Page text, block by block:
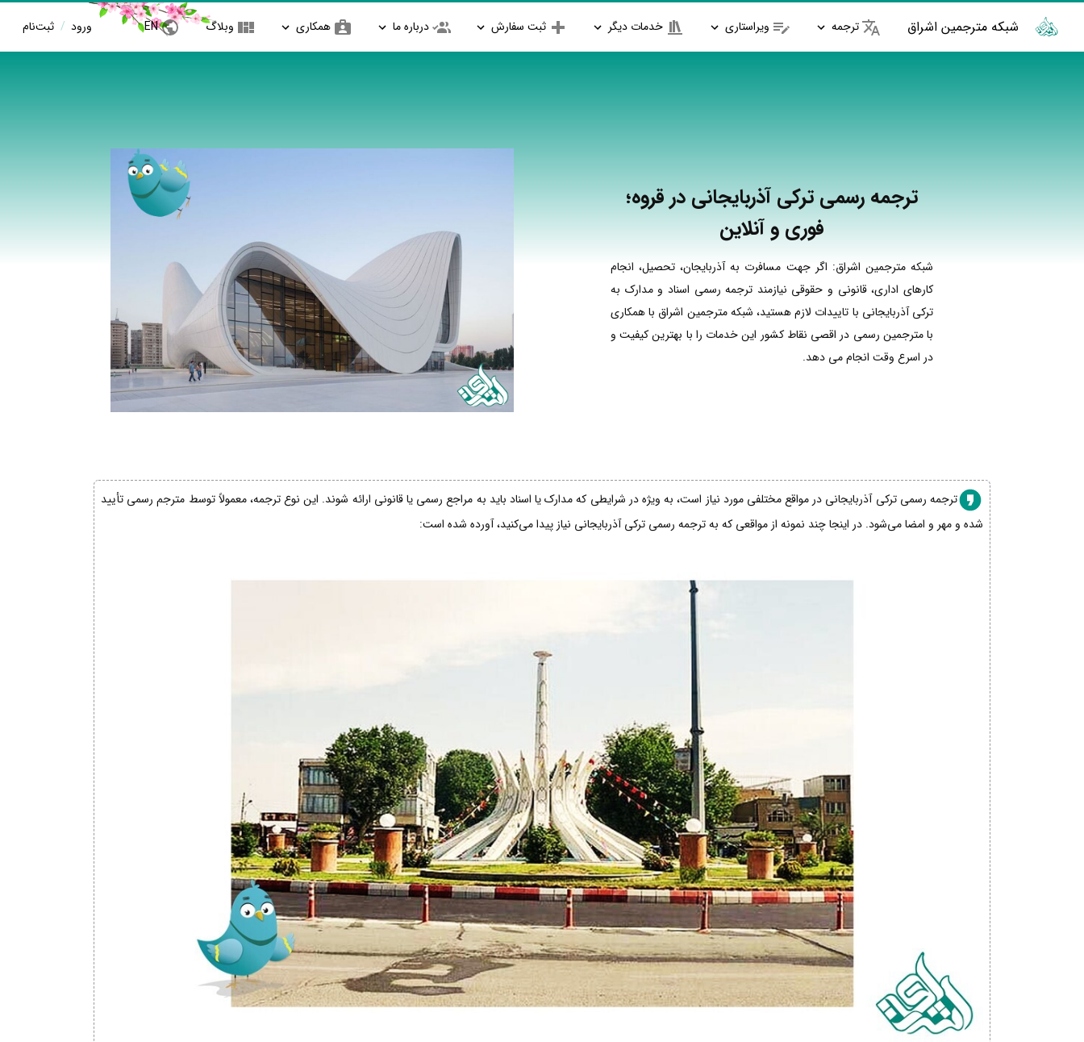
شبکه مترجمین اشراق ترجمه ویراستاری خدمات دیگر ثبت سفارش درباره ما همکاری وبلاگ EN ورود / ثبت‌نام
ترجمه رسمی ترکی آذربایجانی در قروه؛
فوری و آنلاین
شبکه مترجمین اشراق: اگر جهت مسافرت به آذربایجان، تحصیل، انجام
کارهای اداری، قانونی و حقوقی نیازمند ترجمه رسمی اسناد و مدارک به
ترکی آذربایجانی با تاییدات لازم هستید، شبکه مترجمین اشراق با همکاری
با مترجمین رسمی در اقصی نقاط کشور این خدمات را با بهترین کیفیت و
در اسرع وقت انجام می دهد.
ترجمه رسمی ترکی آذربایجانی در مواقع مختلفی مورد نیاز است، به ویژه در شرایطی که مدارک یا اسناد باید به مراجع رسمی یا قانونی ارائه شوند. این نوع ترجمه، معمولاً توسط مترجم رسمی تأیید
شده و مهر و امضا می‌شود. در اینجا چند نمونه از مواقعی که به ترجمه رسمی ترکی آذربایجانی نیاز پیدا می‌کنید، آورده شده است: